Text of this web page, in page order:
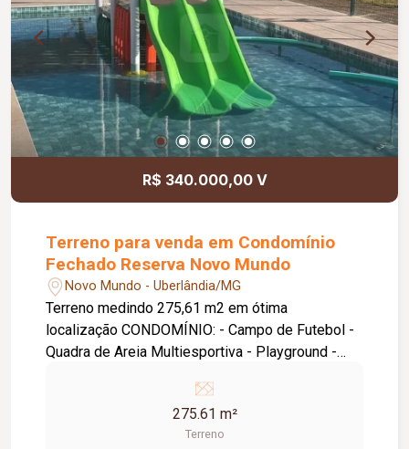
R$ 340.000,00 V
Terreno para venda em Condomínio
Fechado Reserva Novo Mundo
Novo Mundo - Uberlândia/MG
Terreno medindo 275,61 m2 em ótima
localização CONDOMÍNIO: - Campo de Futebol -
Quadra de Areia Multiesportiva - Playground -
gourmet) - Pergolado 1 e 2 - Redário - Bosque
com árvores do cerrado e frutíferas - Piscina
Adulto climatizada - Piscina Infantil climatizada e
275.61 m²
Terreno